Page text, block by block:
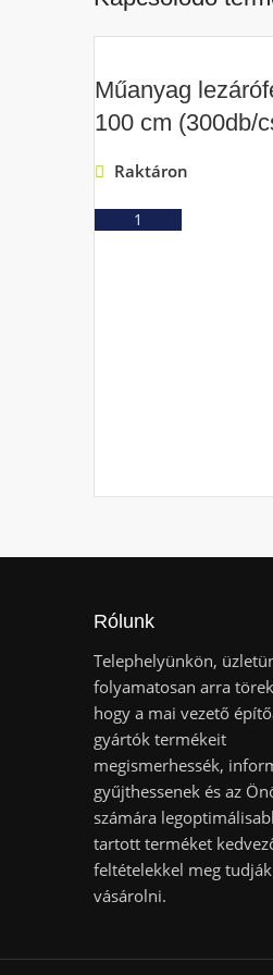
Műanyag
100 cm (300db/
Raktáron
Rólunk
Telephelyünkön,
folyamatosan arra
hogy a mai vezető
gyártók termékeit
megismerhessék,
gyűjthessenek és az
számára
tartott terméket
feltételekkel meg tudják
vásárolni.